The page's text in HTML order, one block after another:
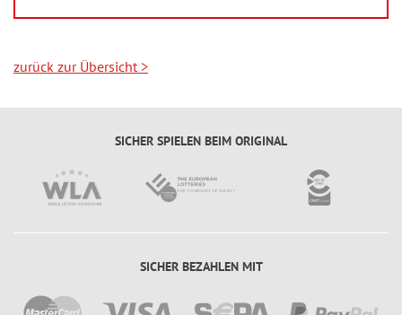
zurück zur Übersicht >
SICHER SPIELEN BEIM ORIGINAL
SICHER BEZAHLEN MIT